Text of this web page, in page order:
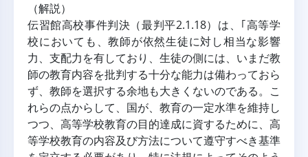
（解説）
伝習館高校事件判決（最判平2.1.18）は、｢高等学
校においても、教師が依然生徒に対し相当な影響
力、支配力を有しており、生徒の側には、いまだ教
師の教育内容を批判する十分な能力は備わっておら
ず、教師を選択する余地も大きくないのである。こ
れらの点からして、国が、教育の一定水準を維持し
つつ、高等学校教育の目的達成に資するために、高
等学校教育の内容及び方法について遵守すべき基準